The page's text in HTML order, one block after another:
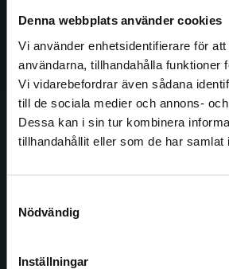
Denna webbplats använder cookies
Vi använder enhetsidentifierare för
användarna, tillhandahålla
Vi vidarebefordrar även sådana
till de sociala medier och annons-
Dessa kan i sin tur kombinera
tillhandahållit eller som de har
Nödvändig
Inställningar
Begränsad
Sverige. Vi erbjuder inte
Postadress:
Box 141
221 00 Lund
Besöksadress:
Åkergränden 1
226 60 Lund
Kontakta kundservice